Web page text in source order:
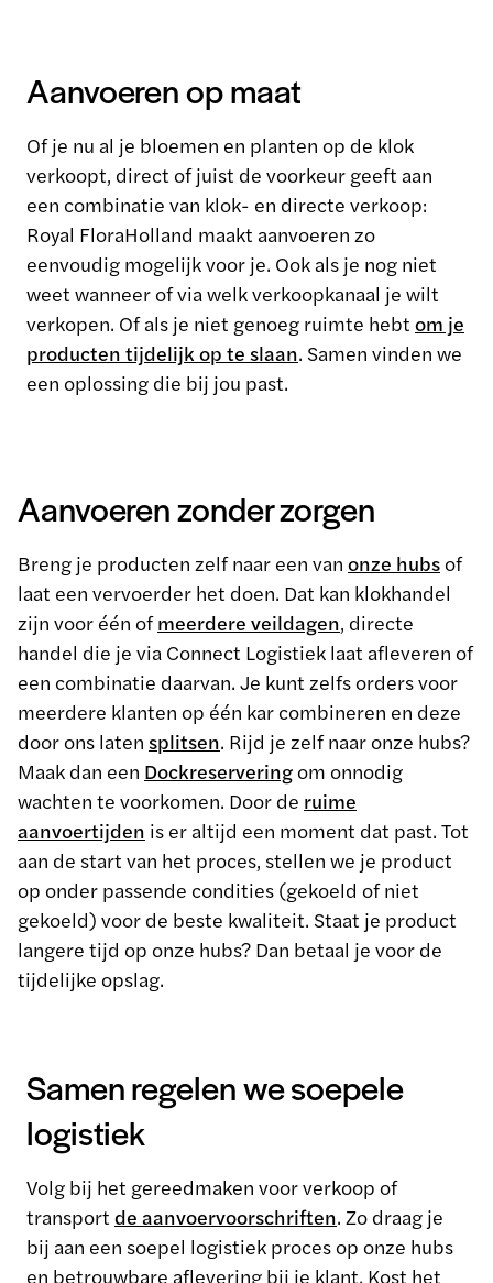
Aanvoeren op maat
Of je nu al je bloemen en planten op de klok
verkoopt, direct of juist de voorkeur geeft aan
een combinatie van klok- en directe verkoop:
Royal FloraHolland maakt aanvoeren zo
eenvoudig mogelijk voor je. Ook als je nog niet
weet wanneer of via welk verkoopkanaal je wilt
verkopen. Of als je niet genoeg ruimte hebt om je
producten tijdelijk op te slaan. Samen vinden we
een oplossing die bij jou past.
Aanvoeren zonder zorgen
Breng je producten zelf naar een van onze hubsof
laat een vervoerder het doen. Dat kan klokhandel
zijn voor één ofmeerdere veildagen, directe
handel die je via Connect Logistiek laat afleveren of
een combinatie daarvan. Je kunt zelfs orders voor
meerdere klanten op één kar combineren en deze
door ons laten splitsen. Rijd je zelf naar onze hubs?
Maak dan een Dockreserveringom onnodig
wachten te voorkomen. Door de ruime
aanvoertijden is er altijd een moment dat past. Tot
aan de start van het proces, stellen we je product
op onder passende condities (gekoeld of niet
gekoeld) voor de beste kwaliteit. Staat je product
langere tijd op onze hubs? Dan betaal je voor de
tijdelijke opslag.
Samen regelen we soepele
logistiek
Volg bij het gereedmaken voor verkoop of
transport de aanvoervoorschriften. Zo draag je
bij aan een soepel logistiek proces op onze hubs
en betrouwbare aflevering bij je klant. Kost het